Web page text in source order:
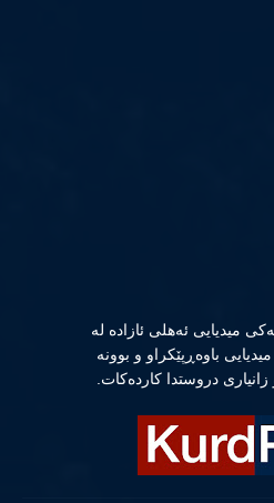
میدیایی ئەهلی ئازادە لە
باوەڕپێكراو و بوونە
دروستدا كاردەكات.